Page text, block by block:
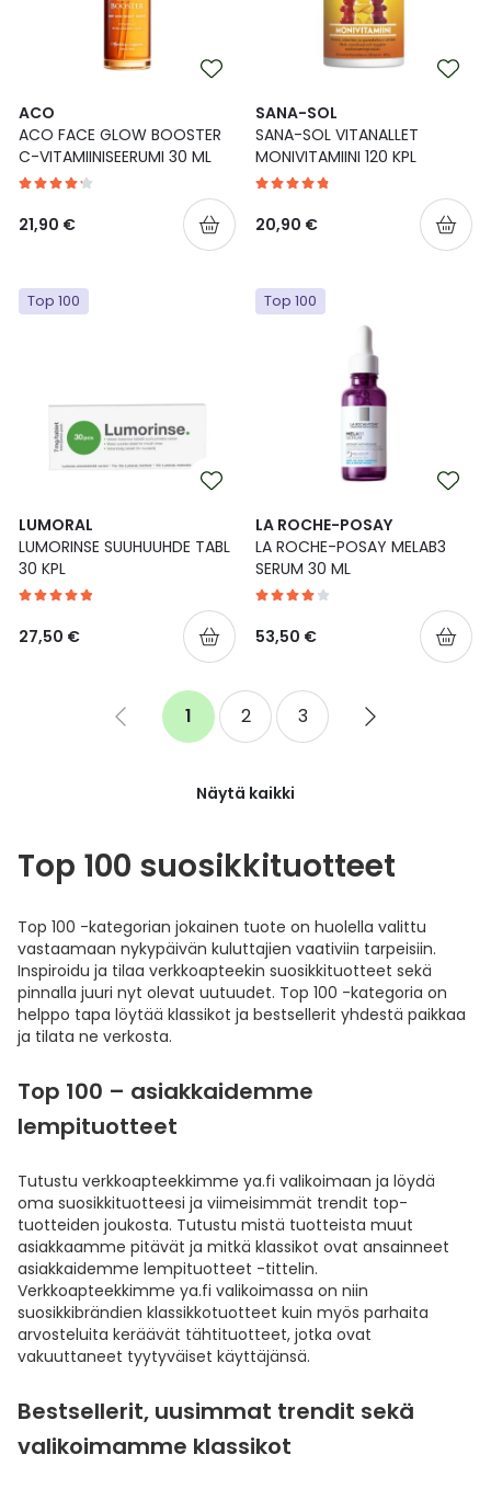
ACO
ACO FACE GLOW BOOSTER
C-VITAMIINISEERUMI 30 ML
21,90 €
SANA-SOL
SANA-SOL VITANALLET
MONIVITAMIINI 120 KPL
20,90 €
Top 100
LUMORAL
LUMORINSE SUUHUUHDE TABL
30 KPL
27,50 €
Top 100
LA ROCHE-POSAY
LA ROCHE-POSAY MELAB3
SERUM 30 ML
53,50 €
Näytä kaikki
Go
You're
currently
page
1 Sivu
2 Sivu
3
Go
Top 100 suosikkituotteet
Top 100 -kategorian jokainen tuote on huolella valittu
vastaamaan nykypäivän kuluttajien vaativiin tarpeisiin.
Inspiroidu ja tilaa verkkoapteekin suosikkituotteet sekä
pinnalla juuri nyt olevat uutuudet. Top 100 -kategoria on
helppo tapa löytää klassikot ja bestsellerit yhdestä paikkaa
ja tilata ne verkosta.
Top 100 – asiakkaidemme
lempituotteet
Tutustu verkkoapteekkimme ya.fi valikoimaan ja löydä
oma suosikkituotteesi ja viimeisimmät trendit top-
tuotteiden joukosta. Tutustu mistä tuotteista muut
asiakkaamme pitävät ja mitkä klassikot ovat ansainneet
asiakkaidemme lempituotteet -tittelin.
Verkkoapteekkimme ya.fi valikoimassa on niin
suosikkibrändien klassikkotuotteet kuin myös parhaita
arvosteluita keräävät tähtituotteet, jotka ovat
vakuuttaneet tyytyväiset käyttäjänsä.
Bestsellerit, uusimmat trendit sekä
valikoimamme klassikot